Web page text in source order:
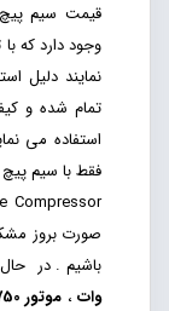
قیمت سیم
وجود دارد که
نمایند دلیل
تمام شده و
استفاده می
فقط با سیم
صورت بروز
باشیم . در
وات، موتور 750 وات